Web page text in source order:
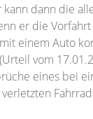
dann die
er die
einem Auto
vom
eines bei